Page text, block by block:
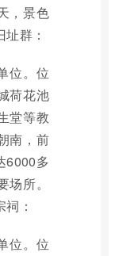
，景色
群：
位。位
荷花池
堂等教
南，前
6000多
所。
：
位。位